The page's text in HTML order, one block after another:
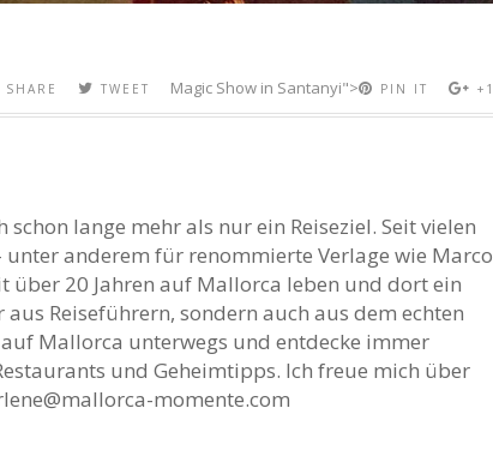
SHARE TWEET Magic Show in Santanyi"> PIN IT +1
lange mehr als nur ein Reiseziel. Seit vielen
unter anderem für renommierte Verlage wie Marco
über 20 Jahren auf Mallorca leben und dort ein
Reiseführern, sondern auch aus dem echten
Mallorca unterwegs und entdecke immer
und Geheimtipps. Ich freue mich über
momente.com